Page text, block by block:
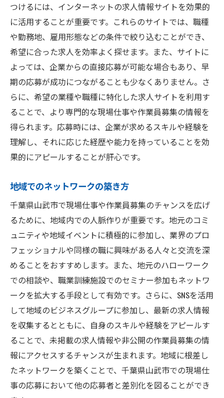
つけるには、インターネットの求人情報サイトを効果的
に活用することが重要です。これらのサイトでは、職種
や勤務地、雇用形態などの条件で絞り込むことができ、
希望に合った求人を効率よく探せます。また、サイトに
よっては、企業からの直接応募が可能な場合もあり、早
期の応募が成功につながることも少なくありません。さ
らに、希望の業種や職種に特化した求人サイトを利用す
ることで、より専門的な現場仕事や作業員募集の情報を
得られます。応募時には、企業が求めるスキルや経験を
理解し、それに応じた経歴や能力を持っていることを効
果的にアピールすることが肝心です。
地域でのネットワークの築き方
千葉県山武市で現場仕事や作業員募集のチャンスを広げ
るために、地域内での人脈作りが重要です。地元のコミ
ュニティや地域イベントに積極的に参加し、業界のプロ
フェッショナルや同様の職に興味がある人々と交流を深
めることをおすすめします。また、地元のハローワーク
での相談や、職業訓練施設でのセミナー参加もネットワ
ークを拡大する手段として有効です。さらに、SNSを活用
して地域のビジネスグループに参加し、最新の求人情報
を収集するとともに、自身のスキルや経験をアピールす
ることで、未掲載の求人情報や非公開の作業員募集の情
報にアクセスするチャンスが生まれます。地域に根差し
たネットワークを築くことで、千葉県山武市での現場仕
事の応募において他の応募者と差別化を図ることができ